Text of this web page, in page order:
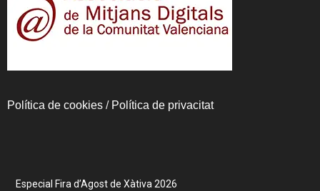
Política de cookies / Política de privacitat
Especial Fira d’Agost de Xàtiva 2026